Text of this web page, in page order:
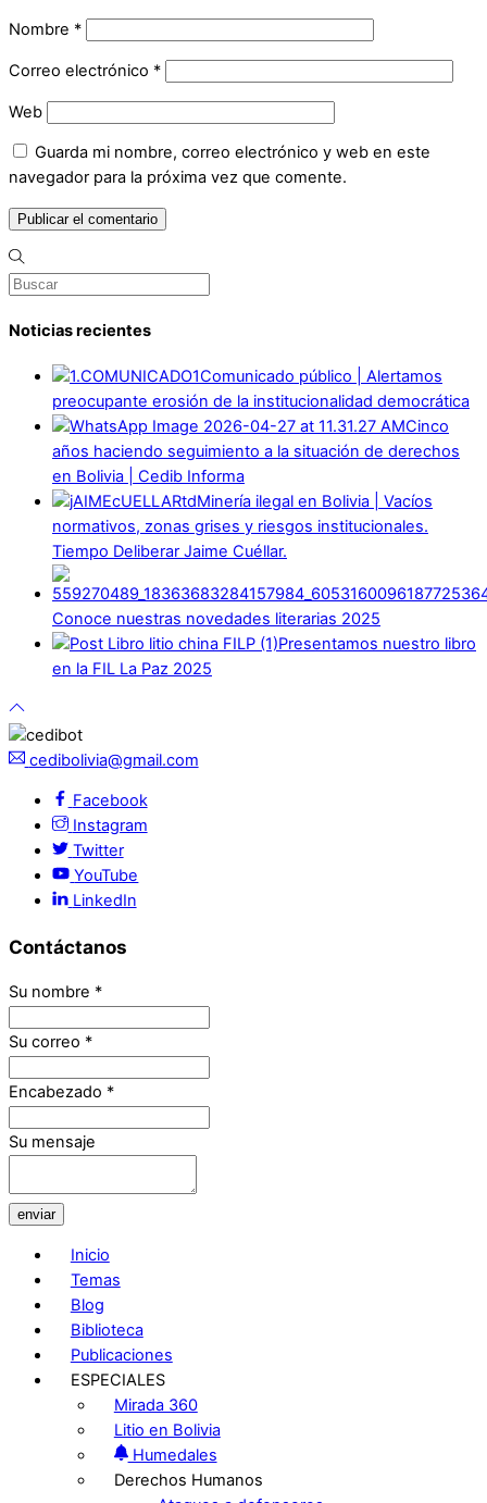
Nombre *
Correo electrónico *
Web
Guarda mi nombre, correo electrónico y web en este
navegador para la próxima vez que comente.
Noticias recientes
Comunicado público | Alertamos
preocupante erosión de la institucionalidad democrática
Cinco
años haciendo seguimiento a la situación de derechos
en Bolivia | Cedib Informa
Minería ilegal en Bolivia | Vacíos
normativos, zonas grises y riesgos institucionales.
Tiempo Deliberar Jaime Cuéllar.
Conoce nuestras novedades literarias 2025
Presentamos nuestro libro
en la FIL La Paz 2025
cedibolivia@gmail.com
Facebook
Instagram
Twitter
YouTube
LinkedIn
Contáctanos
Su nombre *
Su correo *
Encabezado *
Su mensaje
enviar
Inicio
Temas
Blog
Biblioteca
Publicaciones
ESPECIALES
Mirada 360
Litio en Bolivia
Humedales
Derechos Humanos